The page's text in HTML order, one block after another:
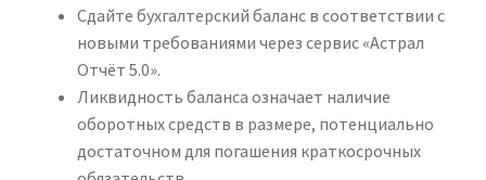
Сдайте бухгалтерский баланс в соответствии с
новыми требованиями через сервис «Астрал
Отчёт 5.0».
Ликвидность баланса означает наличие
оборотных средств в размере, потенциально
достаточном для погашения краткосрочных